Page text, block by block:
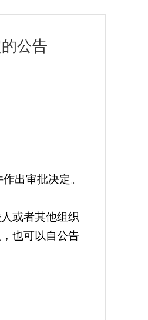
公告
出审批决定。
或者其他组织
也可以自公告